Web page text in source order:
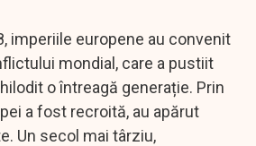
imperiile europene au convenit
mondial, care a pustiit
o întreagă generație. Prin
a fost recroită, au apărut
Un secol mai târziu,